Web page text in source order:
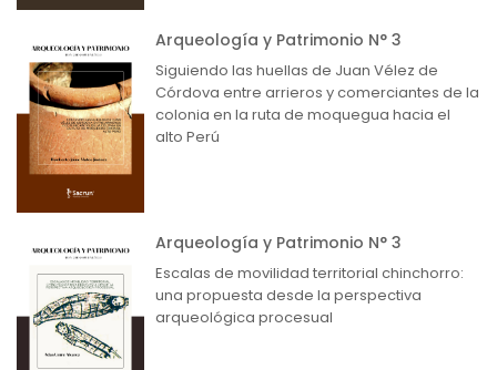
Arqueología y Patrimonio N° 3
Siguiendo las huellas de Juan Vélez de
Córdova entre arrieros y comerciantes de la
colonia en la ruta de moquegua hacia el
alto Perú
Arqueología y Patrimonio N° 3
Escalas de movilidad territorial chinchorro:
una propuesta desde la perspectiva
arqueológica procesual